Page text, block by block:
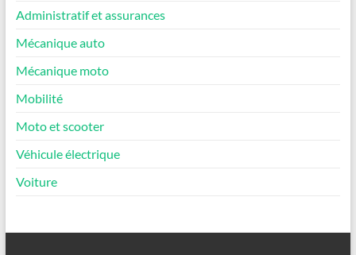
Administratif et assurances
Mécanique auto
Mécanique moto
Mobilité
Moto et scooter
Véhicule électrique
Voiture